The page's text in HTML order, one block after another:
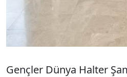
Gençler Dünya Halter